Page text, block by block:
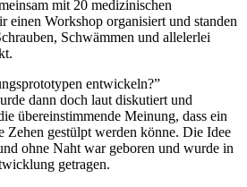
mit 20 medizinischen
einen Workshop organisiert und standen
Schwämmen und allelerlei
entwickeln?”
dann doch laut diskutiert und
übereinstimmende Meinung, dass ein
Zehen gestülpt werden könne. Die Idee
ohne Naht war geboren und wurde in
getragen.